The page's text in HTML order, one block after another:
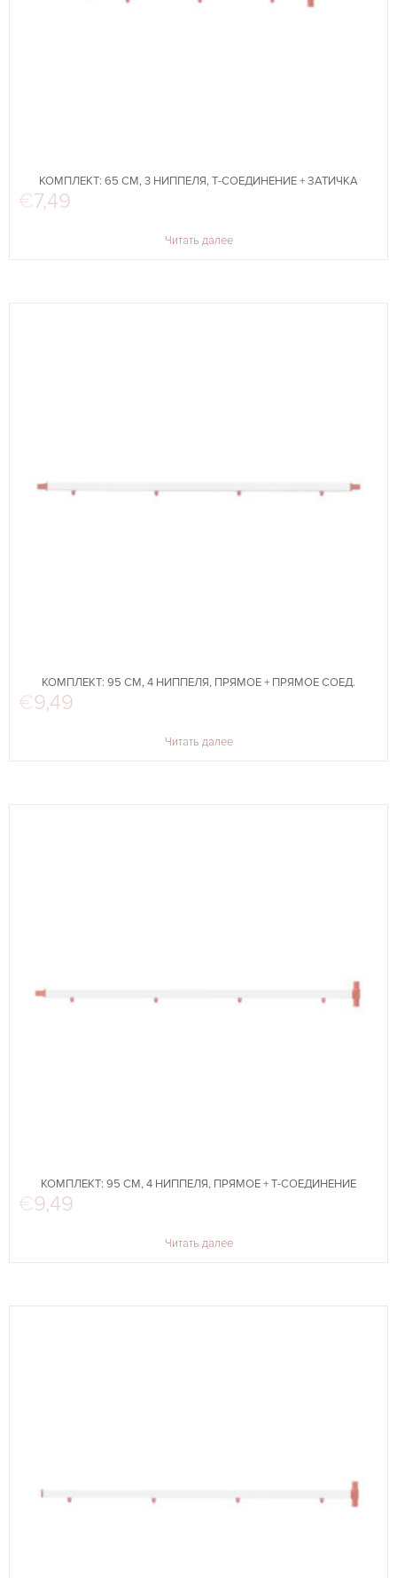
КОМПЛЕКТ: 65 СМ, 3 НИППЕЛЯ, Т-СОЕДИНЕНИЕ + ЗАТИЧКА
€ 7,49
Читать далее
КОМПЛЕКТ: 95 СМ, 4 НИППЕЛЯ, ПРЯМОЕ + ПРЯМОЕ СОЕД.
€9,49
Читать далее
КОМПЛЕКТ: 95 СМ, 4 НИППЕЛЯ, ПРЯМОЕ + Т-СОЕДИНЕНИЕ
€9,49
Читать далее